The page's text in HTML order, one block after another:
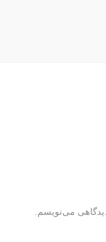
می‌نویسم.